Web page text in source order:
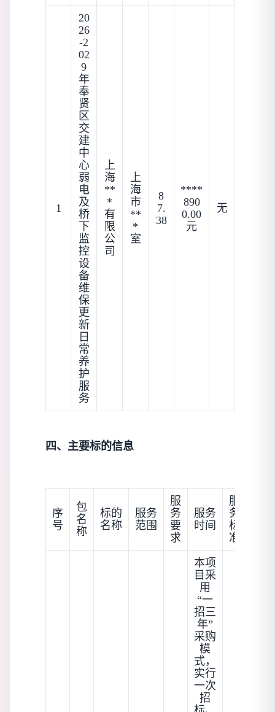
1
20
26
-2
02
9
年
奉
贤
区
交
建
中
心
弱
电
及
桥
下
监
控
设
备
维
保
更
新
日
常
养
护
服
务
上
海
**
*
有
限
公
司
上
海
市
**
*
室
8
7.
38
****
890
0.00
元
无
四、主要标的信息
序
号
包
名
称
标的
名称
服务
范围
服
务
要
求
服务
时间
服
务
标
准
本项
目采
用
“一
招三
年”
采购
模
式，
实行
一次
招